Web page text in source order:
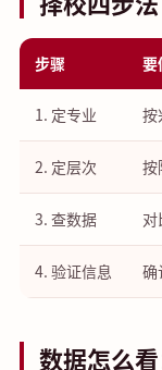
步骤 要
1. 定专业 按
2. 定层次 按
3. 查数据
4. 验证信息 确
数据怎么